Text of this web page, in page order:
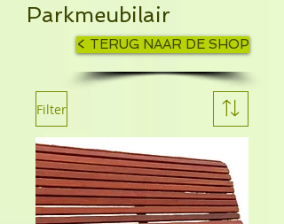
Parkmeubilair
< TERUG NAAR DE SHOP
Filter